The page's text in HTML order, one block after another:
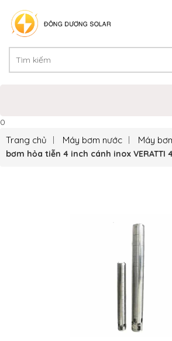
0
Trang chủ Máy bơm nước Máy
bơm hỏa tiễn 4 inch cánh inox VERATTI